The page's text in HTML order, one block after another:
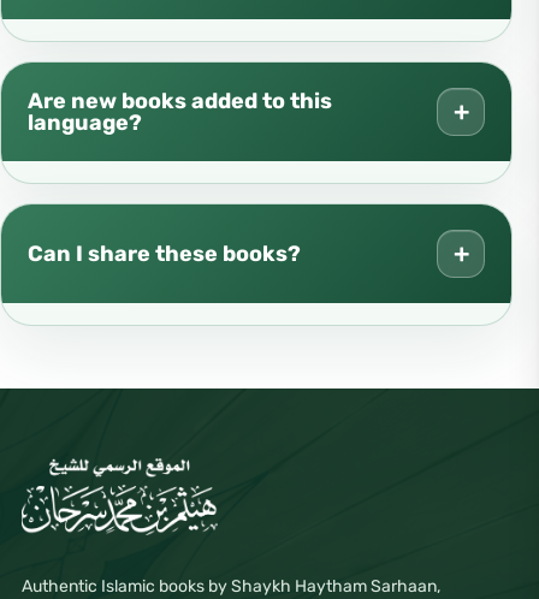
Are new books added to this
language?
+
Can I share these books? +
Authentic Islamic books by Shaykh Haytham Sarhaan,